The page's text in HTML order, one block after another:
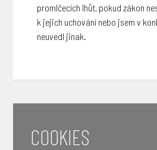
promlčecích lhůt, pokud zákon
k jejich uchování nebo jsem v
neuvedl jinak.
COOKIES